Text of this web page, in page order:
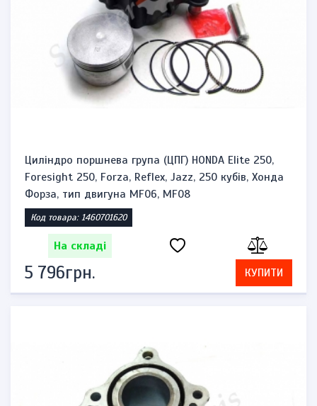
Циліндро поршнева група (ЦПГ) HONDA Elite 250,
Foresight 250, Forza, Reflex, Jazz, 250 кубів, Хонда
Форза, тип двигуна MF06, MF08
Код товара: 1460701620
На складі
5 796грн. КУПИТИ